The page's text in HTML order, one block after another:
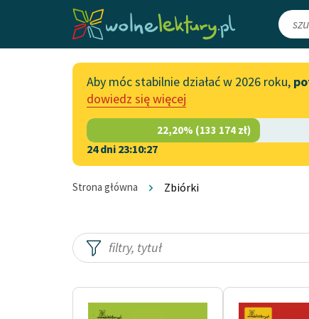
Katalog
Lektury szkolne
Książki
Autorki i autorzy
Audiobooki
NOWOŚCI
Katalog DAISY
Włącz się
Wesprzyj
Współpraca
Zapisz się na
Aby móc stabilnie działać w 2026 roku,
dowiedz się więcej
24 dni 23:10:26
Strona główna Zbiórki